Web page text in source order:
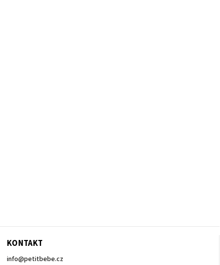
KONTAKT
info@petitbebe.cz